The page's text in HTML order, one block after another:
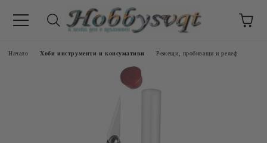
Начало Хоби инструменти и консумативи Режещи, пробиващи и релеф